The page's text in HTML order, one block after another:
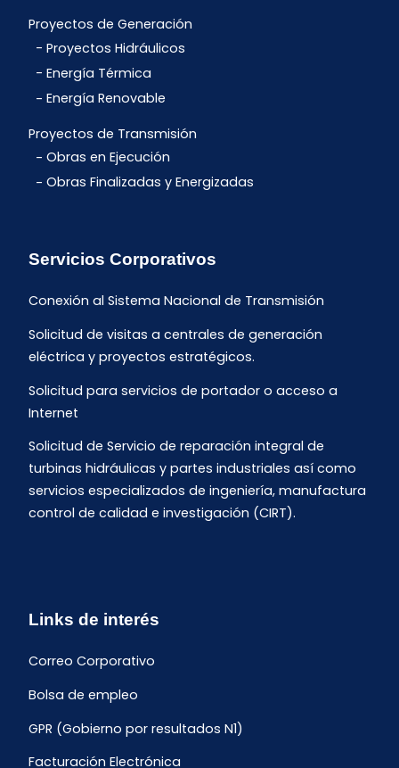
Proyectos de Generación
Proyectos Hidráulicos
Energía Térmica
Energía Renovable
Proyectos de Transmisión
Obras en Ejecución
Obras Finalizadas y Energizadas
Servicios Corporativos
Conexión al Sistema Nacional de Transmisión
Solicitud de visitas a centrales de generación
eléctrica y proyectos estratégicos.
Solicitud para servicios de portador o acceso a
Internet
Solicitud de Servicio de reparación integral de
turbinas hidráulicas y partes industriales así como
servicios especializados de ingeniería, manufactura
control de calidad e investigación (CIRT).
Links de interés
Correo Corporativo
Bolsa de empleo
GPR (Gobierno por resultados N1)
Facturación Electrónica